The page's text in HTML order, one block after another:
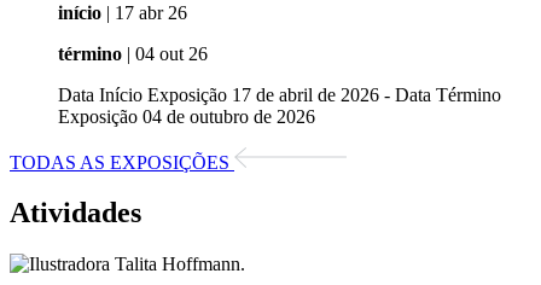
início | 17 abr 26
término | 04 out 26
Data Início Exposição 17 de abril de 2026 - Data Término
Exposição 04 de outubro de 2026
TODAS AS EXPOSIÇÕES
Atividades